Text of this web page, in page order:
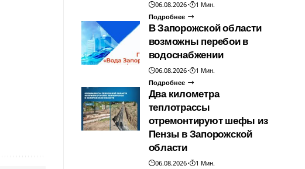
06.08.2026
1 Мин.
Подробнее
В Запорожской области
возможны перебои в
водоснабжении
06.08.2026
1 Мин.
Подробнее
Два километра
теплотрассы
отремонтируют шефы из
Пензы в Запорожской
области
06.08.2026
1 Мин.